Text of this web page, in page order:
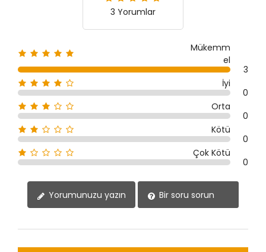
3 Yorumlar
Mükemm
el
3
İyi
0
Orta
0
Kötü
0
Çok Kötü
0
Yorumunuzu yazın Bir soru sorun